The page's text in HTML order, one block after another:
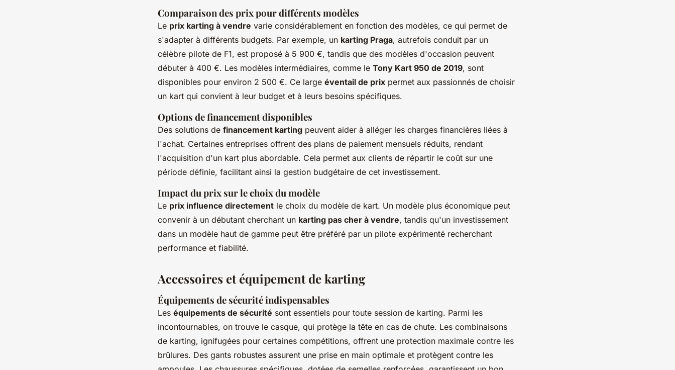
Comparaison des prix pour différents modèles
Le prix karting à vendre varie considérablement en fonction des modèles, ce qui permet de
s'adapter à différents budgets. Par exemple, un karting Praga, autrefois conduit par un
célèbre pilote de F1, est proposé à 5 900 €, tandis que des modèles d'occasion peuvent
débuter à 400 €. Les modèles intermédiaires, comme le Tony Kart 950 de 2019, sont
disponibles pour environ 2 500 €. Ce large éventail de prix permet aux passionnés de choisir
un kart qui convient à leur budget et à leurs besoins spécifiques.
Options de financement disponibles
Des solutions de financement karting peuvent aider à alléger les charges financières liées à
l'achat. Certaines entreprises offrent des plans de paiement mensuels réduits, rendant
l'acquisition d'un kart plus abordable. Cela permet aux clients de répartir le coût sur une
période définie, facilitant ainsi la gestion budgétaire de cet investissement.
Impact du prix sur le choix du modèle
Le prix influence directement le choix du modèle de kart. Un modèle plus économique peut
convenir à un débutant cherchant un karting pas cher à vendre, tandis qu'un investissement
dans un modèle haut de gamme peut être préféré par un pilote expérimenté recherchant
performance et fiabilité.
Accessoires et équipement de karting
Équipements de sécurité indispensables
Les équipements de sécurité sont essentiels pour toute session de karting. Parmi les
incontournables, on trouve le casque, qui protège la tête en cas de chute. Les combinaisons
de karting, ignifugées pour certaines compétitions, offrent une protection maximale contre les
brûlures. Des gants robustes assurent une prise en main optimale et protègent contre les